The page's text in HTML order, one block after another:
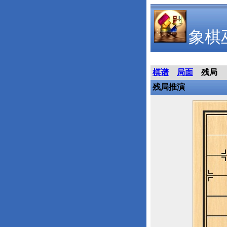
象棋
棋谱 局面
残局
残局推演